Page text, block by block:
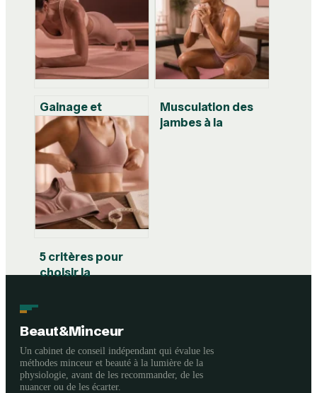
Gainage et
calories : combien
en brûlez-vous
vraiment selon
votre poids ?
Musculation des
jambes à la
5 critères pour
choisir la
poitrine
Beaut&Minceur
Un cabinet de conseil indépendant qui évalue les
méthodes minceur et beauté à la lumière de la
physiologie, avant de les recommander, de les
nuancer ou de les écarter.